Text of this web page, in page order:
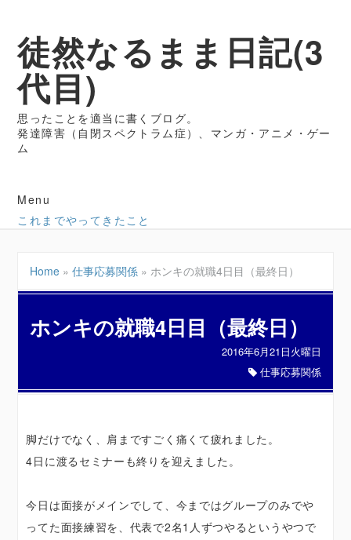
徒然なるまま日記(3
代目)
思ったことを適当に書くブログ。
発達障害（自閉スペクトラム症）、マンガ・アニメ・ゲー
ム
Menu
これまでやってきたこと
Home »仕事応募関係 » ホンキの就職4日目（最終日）
ホンキの就職4日目（最終日）
2016年6月21日火曜日
仕事応募関係
脚だけでなく、肩まですごく痛くて疲れました。
4日に渡るセミナーも終りを迎えました。
今日は面接がメインでして、今まではグループのみでや
ってた面接練習を、代表で2名1人ずつやるというやつで